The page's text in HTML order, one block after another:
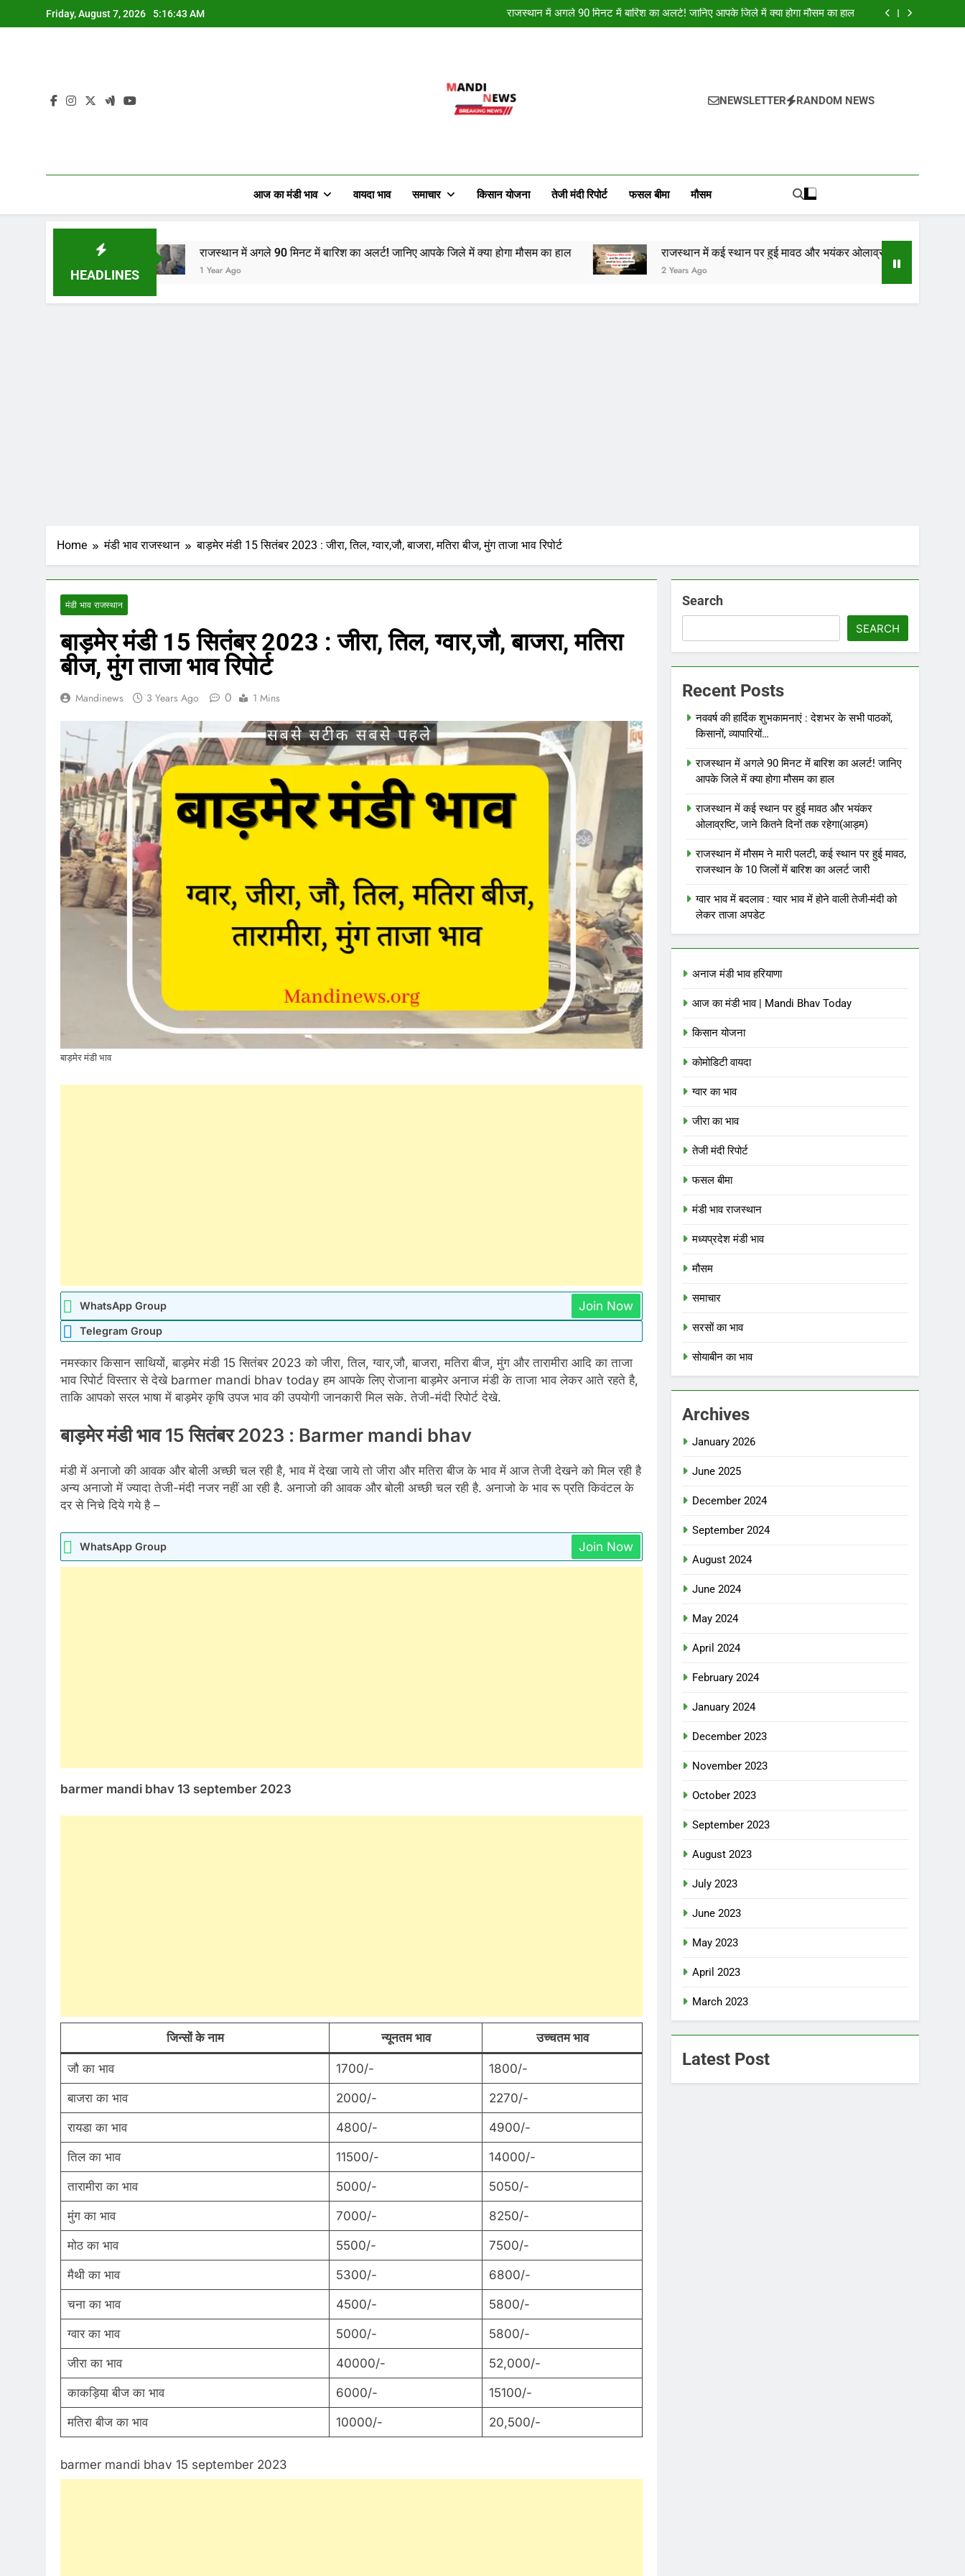
to
Friday, August 7, 2026 5:16:44 AM
राजस्थान में अगले 90 मिनट में बारिश का अलर्ट! जानिए आपके जिले में क्या होगा मौसम का हाल
राजस्थान में कई स्थान पर हुई मावठ और भयंकर ओलाव्रष्टि, जाने कितने दिनों तक रहेगा(आड़म)
अलर्ट जारी
Mandi News
NEWSLETTER RANDOM NEWS
आज का मंडी भाव वायदा भाव समाचार किसान योजना तेजी मंदी रिपोर्ट फसल बीमा मौसम
HEADLINES
राजस्थान में अगले 90 मिनट में बारिश का अलर्ट! जानिए आपके जिले में क्या होगा मौसम का हाल
1 Year Ago
राजस्थान में कई स्थान पर हुई मावठ और भयंकर ओलाव्रष्टि, जाने कितने दिनों तक रहेगा(आड़म)
2 Years Ago
Home मंडी भाव राजस्थान बाड़मेर मंडी 15 सितंबर 2023 : जीरा, तिल, ग्वार,जौ, बाजरा, मतिरा बीज, मुंग ताजा भाव रिपोर्ट
मंडी भाव राजस्थान
बाड़मेर मंडी 15 सितंबर 2023 : जीरा, तिल, ग्वार,जौ, बाजरा, मतिरा
बीज, मुंग ताजा भाव रिपोर्ट
Mandinews 3 Years Ago 0 1 Mins
बाड़मेर मंडी भाव
WhatsApp Group Join Now
Telegram Group
नमस्कार किसान साथियों, बाड़मेर मंडी 15 सितंबर 2023 को जीरा, तिल, ग्वार,जौ, बाजरा, मतिरा बीज, मुंग और तारामीरा आदि का ताजा
भाव रिपोर्ट विस्तार से देखे barmer mandi bhav today हम आपके लिए रोजाना बाड़मेर अनाज मंडी के ताजा भाव लेकर आते रहते है,
ताकि आपको सरल भाषा में बाड़मेर कृषि उपज भाव की उपयोगी जानकारी मिल सके. तेजी-मंदी रिपोर्ट देखे.
बाड़मेर मंडी भाव 15 सितंबर 2023 : Barmer mandi bhav
मंडी में अनाजो की आवक और बोली अच्छी चल रही है, भाव में देखा जाये तो जीरा और मतिरा बीज के भाव में आज तेजी देखने को मिल रही है
अन्य अनाजो में ज्यादा तेजी-मंदी नजर नहीं आ रही है. अनाजो की आवक और बोली अच्छी चल रही है. अनाजो के भाव रू प्रति किवंटल के
दर से निचे दिये गये है –
WhatsApp Group Join Now
barmer mandi bhav 13 september 2023
जिन्सों के नाम न्यूनतम भाव उच्चतम भाव
जौ का भाव 1700/- 1800/-
बाजरा का भाव 2000/- 2270/-
रायडा का भाव 4800/- 4900/-
तिल का भाव 11500/- 14000/-
तारामीरा का भाव 5000/- 5050/-
मुंग का भाव 7000/- 8250/-
मोठ का भाव 5500/- 7500/-
मैथी का भाव 5300/- 6800/-
चना का भाव 4500/- 5800/-
ग्वार का भाव 5000/- 5800/-
जीरा का भाव 40000/- 52,000/-
काकड़िया बीज का भाव 6000/- 15100/-
मतिरा बीज का भाव 10000/- 20,500/-
barmer mandi bhav 15 september 2023
Search
SEARCH
Recent Posts
नववर्ष की हार्दिक शुभकामनाएं : देशभर के सभी पाठकों,
किसानों, व्यापारियों…
राजस्थान में अगले 90 मिनट में बारिश का अलर्ट! जानिए
आपके जिले में क्या होगा मौसम का हाल
राजस्थान में कई स्थान पर हुई मावठ और भयंकर
ओलाव्रष्टि, जाने कितने दिनों तक रहेगा(आड़म)
राजस्थान में मौसम ने मारी पलटी, कई स्थान पर हुई मावठ,
राजस्थान के 10 जिलों में बारिश का अलर्ट जारी
ग्वार भाव में बदलाव : ग्वार भाव में होने वाली तेजी-मंदी को
लेकर ताजा अपडेट
अनाज मंडी भाव हरियाणा
आज का मंडी भाव | Mandi Bhav Today
किसान योजना
कोमोडिटी वायदा
ग्वार का भाव
जीरा का भाव
तेजी मंदी रिपोर्ट
फसल बीमा
मंडी भाव राजस्थान
मध्यप्रदेश मंडी भाव
मौसम
समाचार
सरसों का भाव
सोयाबीन का भाव
Archives
January 2026
June 2025
December 2024
September 2024
August 2024
June 2024
May 2024
April 2024
February 2024
January 2024
December 2023
November 2023
October 2023
September 2023
August 2023
July 2023
June 2023
May 2023
April 2023
March 2023
Latest Post